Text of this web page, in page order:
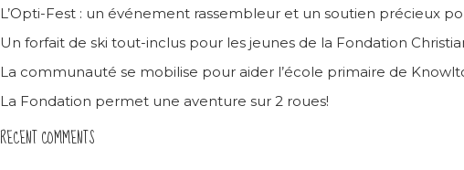
L’Opti-Fest : un événement rassembleur et un soutien précieux
Un forfait de ski tout-inclus pour les jeunes de la Fondation
La communauté se mobilise pour aider l’école primaire de
La Fondation permet une aventure sur 2 roues!
RECENT COMMENTS